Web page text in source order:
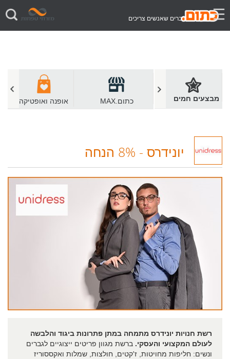
דברים שאנשים צריכים
מבצעים חמים
כתום.שווים כתום.MAX אופנה ואופטיקה
יונידרס - 8% הנחה
רשת חנויות יונידרס מתמחה במתן פתרונות ביגוד והלבשה
לעולם המקצועי והעסקי. ברשת מגוון פריטים ייצוגיים לגברים
ונשים: חליפות מחויטות, ז'קטים, חולצות, שמלות ואקססוריז